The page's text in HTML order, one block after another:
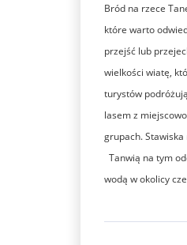
Bród na rzece
które warto
przejść lub
wielkości wiatę,
turystów
lasem z
grupach.
Tanwią na tym
wodą w okolicy